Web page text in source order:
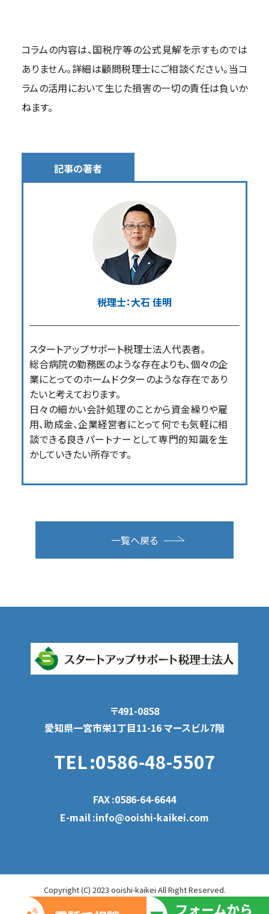
コラムの内容は、国税庁等の公式見解を示すものでは
ありません。詳細は顧問税理士にご相談ください。当コ
ラムの活用において生じた損害の一切の責任は負いか
ねます。
記事の著者
税理士：大石 佳明
スタートアップサポート税理士法人代表者。
総合病院の勤務医のような存在よりも、個々の企
業にとってのホームドクターのような存在であり
たいと考えております。
日々の細かい会計処理のことから資金繰りや雇
用、助成金、企業経営者にとって何でも気軽に相
談できる良きパートナーとして専門的知識を生
かしていきたい所存です。
一覧へ戻る
〒491-0858
愛知県一宮市栄1丁目11-16 マースビル7階
TEL:0586-48-5507
FAX:0586-64-6644
E-mail:info@ooishi-kaikei.com
Copyright (C) 2023 ooishi-kaikei All Right Reserved.